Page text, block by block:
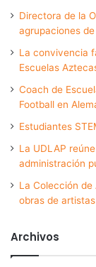
Directora de la
agrupaciones
La convivencia
Escuelas
Coach de
Football en
Estudiantes
La UDLAP
administración
La Colección
obras de
Archivos